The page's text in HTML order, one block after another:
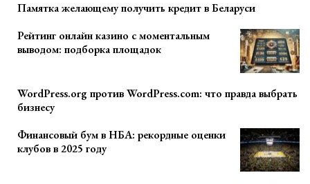
Памятка желающему получить кредит в Беларуси
Рейтинг онлайн казино с моментальным
выводом: подборка площадок
WordPress.org против WordPress.com: что правда выбрать
бизнесу
Финансовый бум в НБА: рекордные оценки
клубов в 2025 году